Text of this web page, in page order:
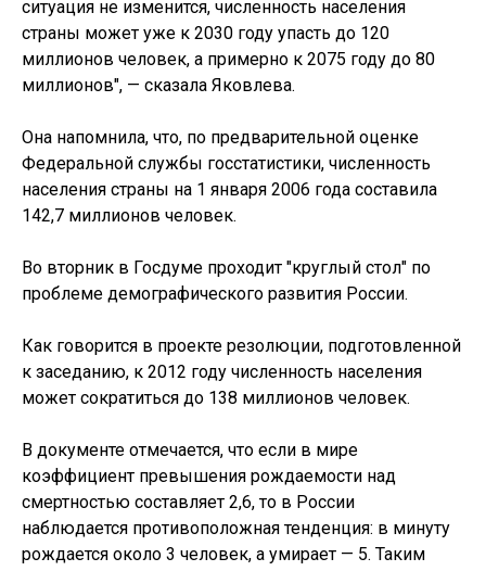
ситуация не изменится, численность населения
страны может уже к 2030 году упасть до 120
миллионов человек, а примерно к 2075 году до 80
миллионов", — сказала Яковлева.
Она напомнила, что, по предварительной оценке
Федеральной службы госстатистики, численность
населения страны на 1 января 2006 года составила
142,7 миллионов человек.
Во вторник в Госдуме проходит "круглый стол" по
проблеме демографического развития России.
Как говорится в проекте резолюции, подготовленной
к заседанию, к 2012 году численность населения
может сократиться до 138 миллионов человек.
В документе отмечается, что если в мире
коэффициент превышения рождаемости над
смертностью составляет 2,6, то в России
наблюдается противоположная тенденция: в минуту
рождается около 3 человек, а умирает — 5. Таким